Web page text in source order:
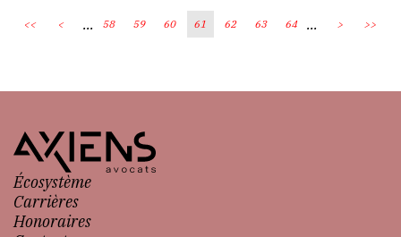
<< < ... 58 59 60 61 62 63 64 ... > >>
Écosystème
Carrières
Honoraires